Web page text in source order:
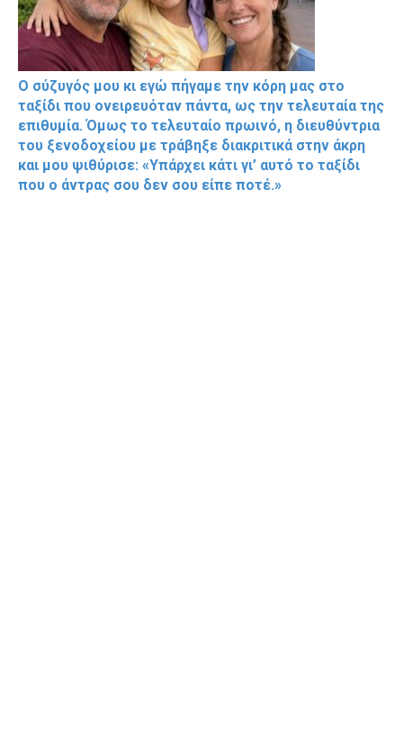
Ο σύζυγός μου κι εγώ πήγαμε την κόρη μας στο
ταξίδι που ονειρευόταν πάντα, ως την τελευταία της
επιθυμία. Όμως το τελευταίο πρωινό, η διευθύντρια
του ξενοδοχείου με τράβηξε διακριτικά στην άκρη
και μου ψιθύρισε: «Υπάρχει κάτι γι’ αυτό το ταξίδι
που ο άντρας σου δεν σου είπε ποτέ.»